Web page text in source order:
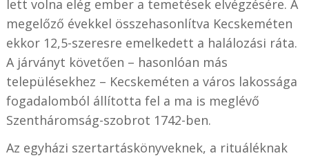
lett volna elég ember a temetések elvégzésére. A
megelőző évekkel összehasonlítva Kecskeméten
ekkor 12,5-szeresre emelkedett a halálozási ráta.
A járványt követően – hasonlóan más
településekhez – Kecskeméten a város lakossága
fogadalomból állította fel a ma is meglévő
Szentháromság-szobrot 1742-ben.
Az egyházi szertartáskönyveknek, a rituáléknak